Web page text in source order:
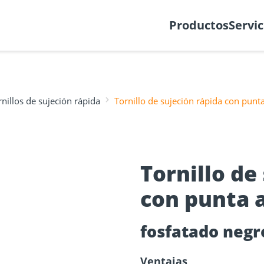
Productos
para
de sujeción rápida Tornillo de sujeción rápida con
Tornillo de
con punta
fosfatado
Ventajas